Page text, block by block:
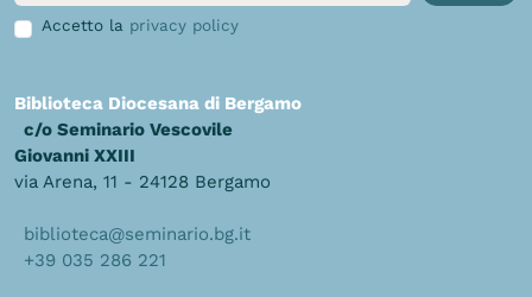
Accetto la privacy policy
Biblioteca Diocesana di Bergamo
c/o Seminario Vescovile
Giovanni XXIII
via Arena, 11 - 24128 Bergamo
biblioteca@seminario.bg.it
+39 035 286 221